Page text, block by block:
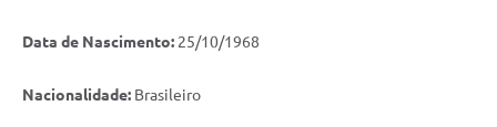
Data de Nascimento: 25/10/1968
Nacionalidade: Brasileiro